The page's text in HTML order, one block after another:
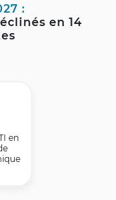
:
en 14
en